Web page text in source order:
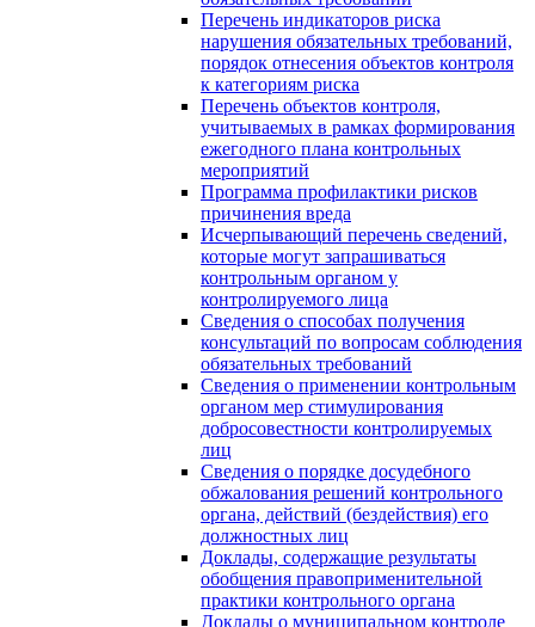
Перечень индикаторов риска
нарушения обязательных требований,
порядок отнесения объектов контроля
к категориям риска
Перечень объектов контроля,
учитываемых в рамках формирования
ежегодного плана контрольных
мероприятий
Программа профилактики рисков
причинения вреда
Исчерпывающий перечень сведений,
которые могут запрашиваться
контрольным органом у
контролируемого лица
Сведения о способах получения
консультаций по вопросам соблюдения
обязательных требований
Сведения о применении контрольным
органом мер стимулирования
добросовестности контролируемых
лиц
Сведения о порядке досудебного
обжалования решений контрольного
органа, действий (бездействия) его
должностных лиц
Доклады, содержащие результаты
обобщения правоприменительной
практики контрольного органа
Доклады о муниципальном контроле